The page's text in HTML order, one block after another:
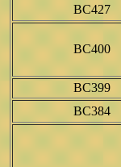
BC427
BC400
BC399
BC384